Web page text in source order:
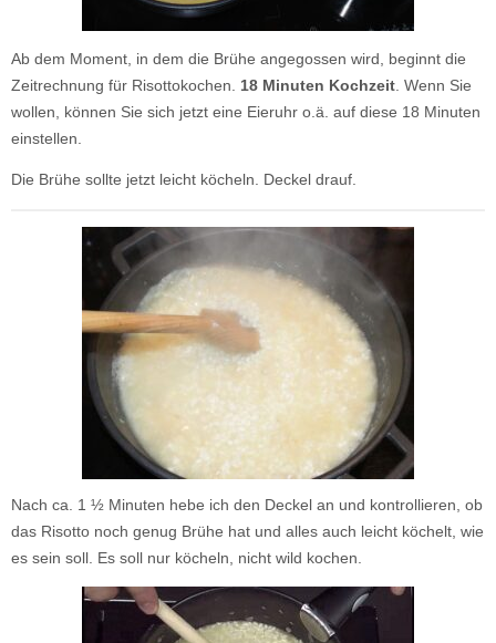
Ab dem Moment, in dem die Brühe angegossen wird, beginnt die
Zeitrechnung für Risottokochen. 18 Minuten Kochzeit . Wenn Sie
wollen, können Sie sich jetzt eine Eieruhr o.ä. auf diese 18 Minuten
einstellen.
Die Brühe sollte jetzt leicht köcheln. Deckel drauf.
Nach ca. 1 ½ Minuten hebe ich den Deckel an und kontrollieren, ob
das Risotto noch genug Brühe hat und alles auch leicht köchelt, wie
es sein soll. Es soll nur köcheln, nicht wild kochen.